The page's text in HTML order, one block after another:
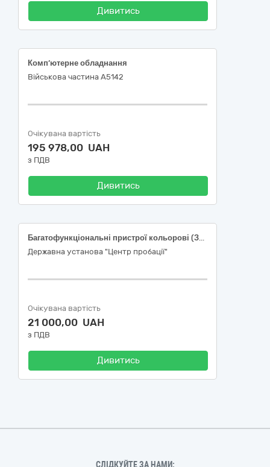
Дивитись
Комп’ютерне обладнання
Військова частина А5142
Очікувана вартість
195 978,00 UAH
з ПДВ
Дивитись
Багатофункціональні пристрої кольорові (Закарпатська область) код CPV згідно з кодом ДК 021:2015: 30230000-0 «Комп’ютерне обладнання»
Державна установа "Центр пробації"
Очікувана вартість
21 000,00 UAH
з ПДВ
Дивитись
СЛІДКУЙТЕ ЗА НАМИ: